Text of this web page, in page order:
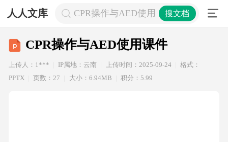
人人文库 CPR操作与AED使用课件搜文档
CPR操作与AED使用课件
上传人：1*** IP属地：云南 上传时间：2025-09-24
格式：
PPTX
页数：27 大小：6.94MB 积分：5.99